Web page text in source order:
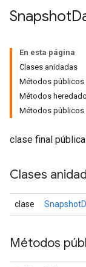
Snapshot
En esta página
Clases anidadas
Métodos públicos
Métodos
Métodos públicos
clase final pública
Clases
clase
Métodos